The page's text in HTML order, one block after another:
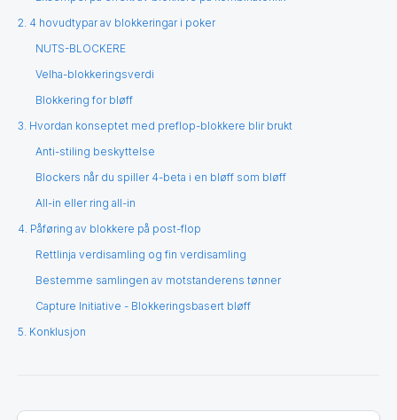
2. 4 hovudtypar av blokkeringar i poker
NUTS-BLOCKERE
Velha-blokkeringsverdi
Blokkering for bløff
3. Hvordan konseptet med preflop-blokkere blir brukt
Anti-stiling beskyttelse
Blockers når du spiller 4-beta i en bløff som bløff
All-in eller ring all-in
4. Påføring av blokkere på post-flop
Rettlinja verdisamling og fin verdisamling
Bestemme samlingen av motstanderens tønner
Capture Initiative - Blokkeringsbasert bløff
5. Konklusjon